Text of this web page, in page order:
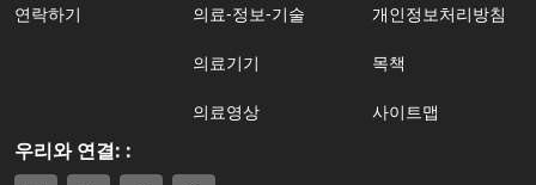
연락하기 의료-정보-기술
의료기기
의료영상
개인정보처리방침
목책
사이트맵
우리와 연결: :